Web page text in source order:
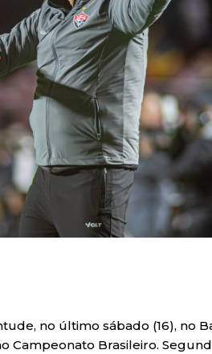
no último sábado (16), no
Campeonato Brasileiro.